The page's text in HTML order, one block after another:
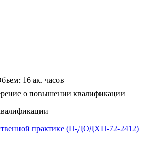
16 ак. часов
о повышении квалификации
практике (П-ДОДХП-72-2412)